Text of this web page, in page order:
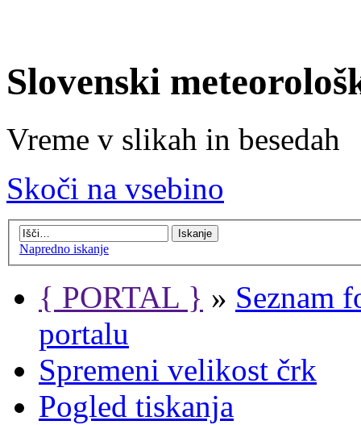
Slovenski
Vreme v slikah in besedah
Skoči na vsebino
Napredno iskanje
{ PORTAL } » Seznam
portalu
Spremeni velikost črk
Pogled tiskanja